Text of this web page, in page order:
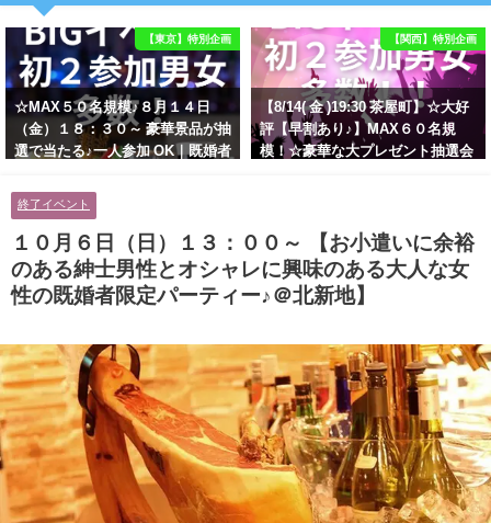
【東京】特別企画
☆MAX５０名規模♪８月１４日
（金）１８：３０～ 豪華景品が抽
選で当たる♪一人参加 OK｜既婚者
に余裕のある健康的なオシャレ男
性と美容好きで優しさのある大人
女性の既婚者限定ビッグパーティ
ー♪＠池袋】
【関西】特別企画
【8/14( 金 )19:30 茶屋町】☆大好
評【早割あり♪】MAX６０名規
模！☆豪華な大プレゼント抽選会
ティー♪＠茶屋町】
終了イベント
１０月６日（日）１３：００～ 【お小遣いに余裕
のある紳士男性とオシャレに興味のある大人な女
性の既婚者限定パーティー♪＠北新地】